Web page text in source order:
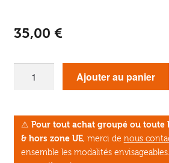
35,00 €
Guide
Terre
vivante
Ajouter au panier
⚠ Pour tout achat groupé ou toute
& hors zone UE, merci de nous
ensemble les modalités